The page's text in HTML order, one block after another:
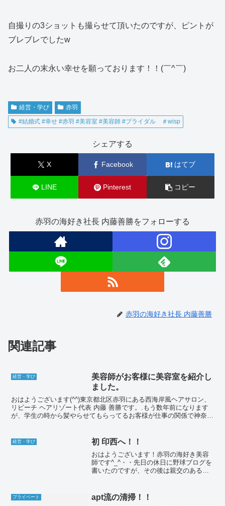
自撮りの3ショットも撮らせて頂いたのですが、ピントが
ブレブレでしたw
お二人の末永い幸せを願っております！！(￣^￣)ゞ
経営・学び
赤羽
#結婚式 #幸せ #赤羽 #美容室 #美容師 #ブライダル ＃wisp
シェアする
X Facebook はてブ
LINE Pinterest コピー
赤羽の海好き社長 内藤善勝をフォローする
赤羽の海好き社長 内藤善勝
関連記事
経営・学び
美容師がお客様に美容室を紹介し
ました。
おはようございます(^^)東京都北区赤羽にある西海岸風ヘアサロン、
リビーチ ヘアリゾート代表 内藤 善勝です。.もう数年前になります
が、学生の時から髪やらせてもらってるお客様が仕事の関係で神奈川
経営・学び 初 印西へ！！
おはようございます！赤羽の海好き美容
師です^_^・・先日の休日に野球ブログを
書いたのですが、その後は親交のあるサ
葉県の印西市にあるサロン「マリーチ サ
ーカス」こちらは美...
プライベート apt流の清掃！！